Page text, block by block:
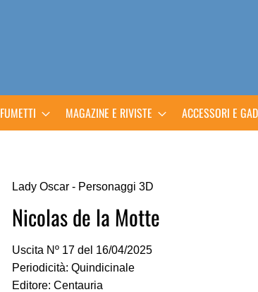
FUMETTI MAGAZINE E RIVISTE ACCESSORI E
Lady Oscar - Personaggi 3D
Nicolas de la Motte
Uscita Nº 17 del 16/04/2025
Periodicità: Quindicinale
Editore: Centauria